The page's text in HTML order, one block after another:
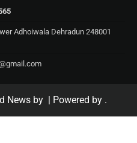
Adhoiwala Dehradun 248001
News by | Powered by .